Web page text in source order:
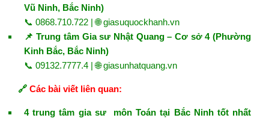
Vũ Ninh, Bắc Ninh)
📞 0868.710.722 | 🌐giasuquockhanh.vn
📌 Trung tâm Gia sư Nhật Quang – Cơ sở 4 (Phường
Kinh Bắc, Bắc Ninh)
📞 09132.7777.4 | 🌐giasunhatquang.vn
🔗 Các bài viết liên quan:
4 trung tâm gia sư môn Toán tại Bắc Ninh tốt nhất